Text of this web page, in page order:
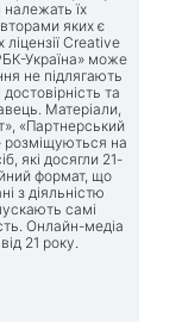
належать їх
яких є
Creative
Україна» може
не підлягають
та
Матеріали,
«Партнерський
розміщуються на
які досягли 21-
формат, що
з діяльністю
самі
Онлайн-медіа
21 року.